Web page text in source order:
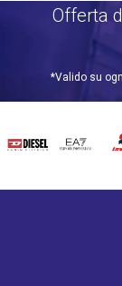
Offerta
*Valido su
DIESEL EA7